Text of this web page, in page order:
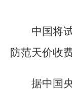
中国将
防范天价收费
据中国